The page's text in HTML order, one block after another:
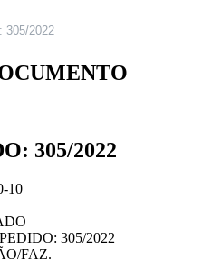
305/2022
305/2022
10
305/2022
FAZ.